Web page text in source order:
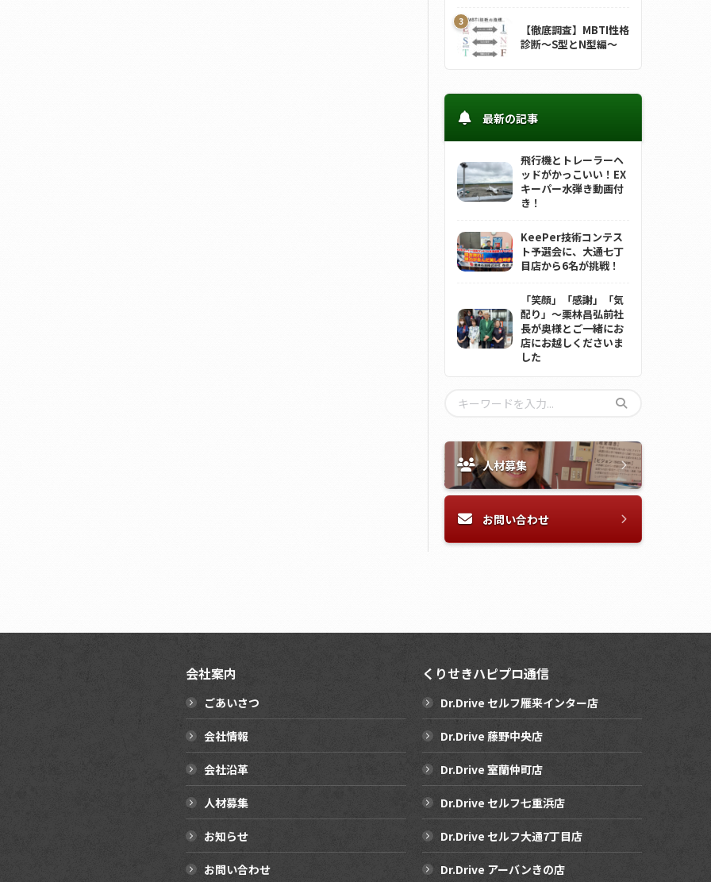
【徹底調査】MBTI性格
診断～S型とN型編～
最新の記事
飛行機とトレーラーヘ
ッドがかっこいい！EX
キーパー水弾き動画付
き！
KeePer技術コンテス
ト予選会に、大通七丁
目店から6名が挑戦！
「笑顔」「感謝」「気
配り」～栗林昌弘前社
長が奥様とご一緒にお
店にお越しくださいま
した
人材募集
お問い合わせ
会社案内
ごあいさつ
会社情報
会社沿革
人材募集
お知らせ
お問い合わせ
くりせきハピプロ通信
Dr.Drive セルフ雁来インター店
Dr.Drive 藤野中央店
Dr.Drive 室蘭仲町店
Dr.Drive セルフ七重浜店
Dr.Drive セルフ大通7丁目店
Dr.Drive アーバンきの店